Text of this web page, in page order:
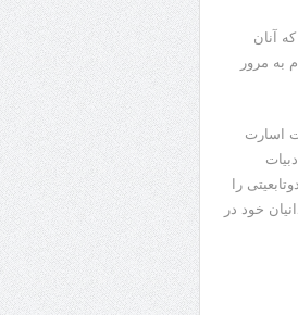
آنان
به مرور
اسارت
را
خود در